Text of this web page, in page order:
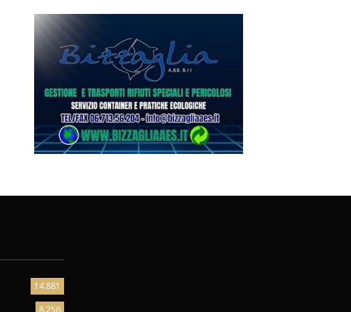
14.881
8.256